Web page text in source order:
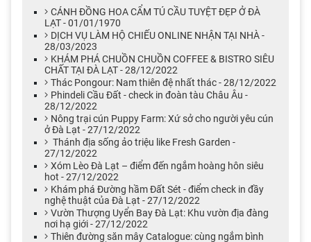
CÁNH ĐỒNG HOA CẨM TÚ CẦU TUYỆT ĐẸP Ở ĐÀ
LẠT - 01/01/1970
DỊCH VỤ LÀM HỘ CHIẾU ONLINE NHẬN TẠI NHÀ -
28/03/2023
KHÁM PHÁ CHUỒN CHUỒN COFFEE & BISTRO SIÊU
CHẤT TẠI ĐÀ LẠT - 28/12/2022
Thác Pongour: Nam thiên đệ nhất thác - 28/12/2022
Phindeli Cầu Đất - check in đoàn tàu Châu Âu -
28/12/2022
Nông trại cún Puppy Farm: Xứ sở cho người yêu cún
ở Đà Lạt - 27/12/2022
Thánh địa sống ảo triệu like Fresh Garden -
27/12/2022
Xóm Lèo Đà Lạt – điểm đến ngắm hoàng hôn siêu
hot - 27/12/2022
Khám phá Đường hầm Đất Sét - điểm check in đầy
nghệ thuật của Đà Lạt - 27/12/2022
Vườn Thượng Uyển Bay Đà Lạt: Khu vườn địa đàng
nơi hạ giới - 27/12/2022
Thiên đường săn mây Catalogue: cùng ngắm bình